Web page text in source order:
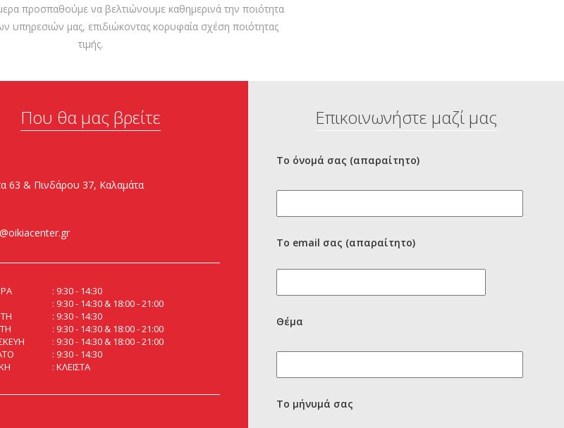
προσπαθούμε να βελτιώνουμε καθημερινά την ποιότητα
υπηρεσιών μας, επιδιώκοντας κορυφαία σχέση ποιότητας
τιμής.
Που θα μας βρείτε
63 & Πινδάρου 37, Καλαμάτα
9:30 - 14:30
9:30 - 14:30 & 18:00 - 21:00
9:30 - 14:30
9:30 - 14:30 & 18:00 - 21:00
9:30 - 14:30 & 18:00 - 21:00
9:30 - 14:30
ΚΛΕΙΣΤΑ
Επικοινωνήστε μαζί μας
Το όνομά σας (απαραίτητο)
Το email σας (απαραίτητο)
Θέμα
Το μήνυμά σας